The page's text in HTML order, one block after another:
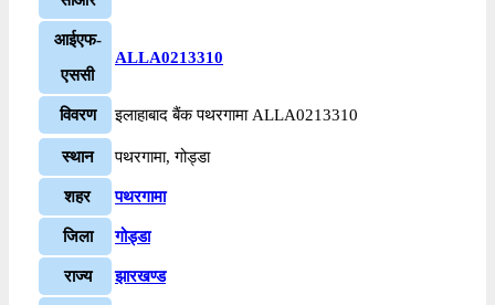
आईएफ-
एससी
ALLA0213310
विवरण इलाहाबाद बैंक पथरगामा ALLA0213310
स्थान पथरगामा, गोड्डा
शहर पथरगामा
जिला गोड्डा
राज्य झारखण्ड